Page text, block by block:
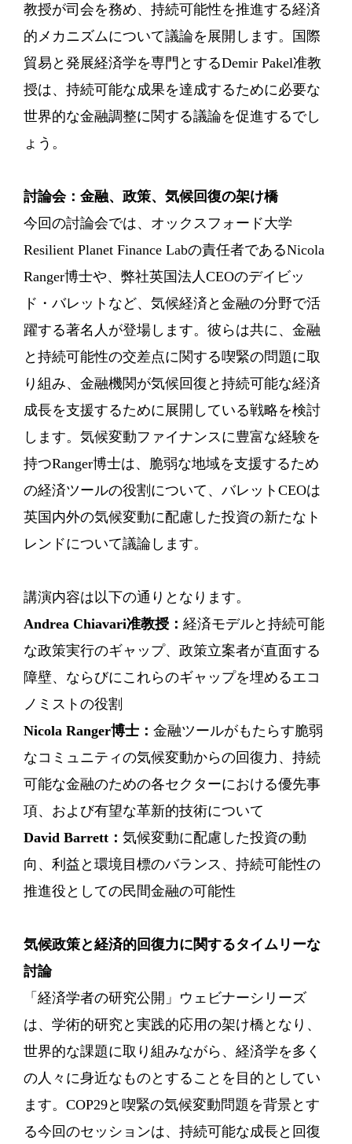
教授が司会を務め、持続可能性を推進する経済
的メカニズムについて議論を展開します。国際
貿易と発展経済学を専門とするDemir Pakel准教
授は、持続可能な成果を達成するために必要な
世界的な金融調整に関する議論を促進するでし
ょう。
討論会：金融、政策、気候回復の架け橋
今回の討論会では、オックスフォード大学
Resilient Planet Finance Labの責任者であるNicola
Ranger博士や、弊社英国法人CEOのデイビッ
ド・バレットなど、気候経済と金融の分野で活
躍する著名人が登場します。彼らは共に、金融
と持続可能性の交差点に関する喫緊の問題に取
り組み、金融機関が気候回復と持続可能な経済
成長を支援するために展開している戦略を検討
します。気候変動ファイナンスに豊富な経験を
持つRanger博士は、脆弱な地域を支援するため
の経済ツールの役割について、バレットCEOは
英国内外の気候変動に配慮した投資の新たなト
レンドについて議論します。
講演内容は以下の通りとなります。
Andrea Chiavari准教授：経済モデルと持続可能
な政策実行のギャップ、政策立案者が直面する
障壁、ならびにこれらのギャップを埋めるエコ
ノミストの役割
Nicola Ranger博士：金融ツールがもたらす脆弱
なコミュニティの気候変動からの回復力、持続
可能な金融のための各セクターにおける優先事
項、および有望な革新的技術について
David Barrett：気候変動に配慮した投資の動
向、利益と環境目標のバランス、持続可能性の
推進役としての民間金融の可能性
気候政策と経済的回復力に関するタイムリーな
討論
「経済学者の研究公開」ウェビナーシリーズ
は、学術的研究と実践的応用の架け橋となり、
世界的な課題に取り組みながら、経済学を多く
の人々に身近なものとすることを目的としてい
ます。COP29と喫緊の気候変動問題を背景とす
る今回のセッションは、持続可能な成長と回復